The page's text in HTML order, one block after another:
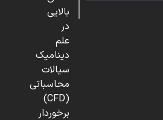
بالایی
در
علم
دینامیک
سیالات
محاسباتی
(CFD)
برخوردار